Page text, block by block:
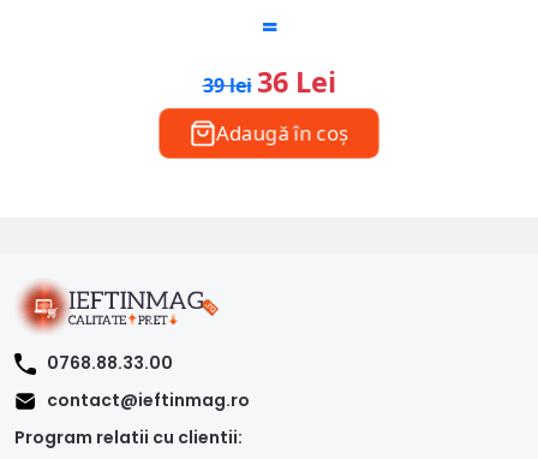
=
39 lei 36 Lei
Adaugă în coș
0768.88.33.00
contact@ieftinmag.ro
Program relatii cu clientii: